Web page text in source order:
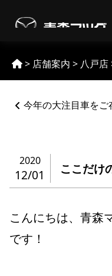
content
> 店舗案内 > 八戸店
ー
ョ
ン
今年の大注目車をご
2020
12/01 ここだけ
こんにちは、青森
です！